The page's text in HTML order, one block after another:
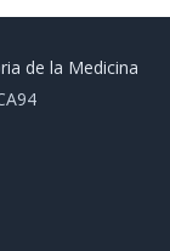
de la Medicina